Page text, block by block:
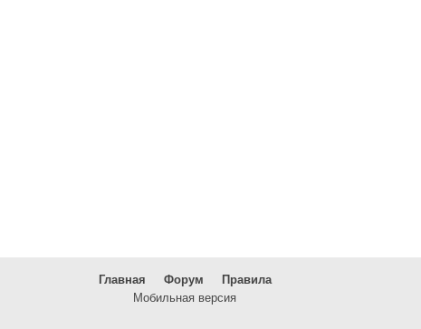
Главная Форум
Правила
Мобильная версия